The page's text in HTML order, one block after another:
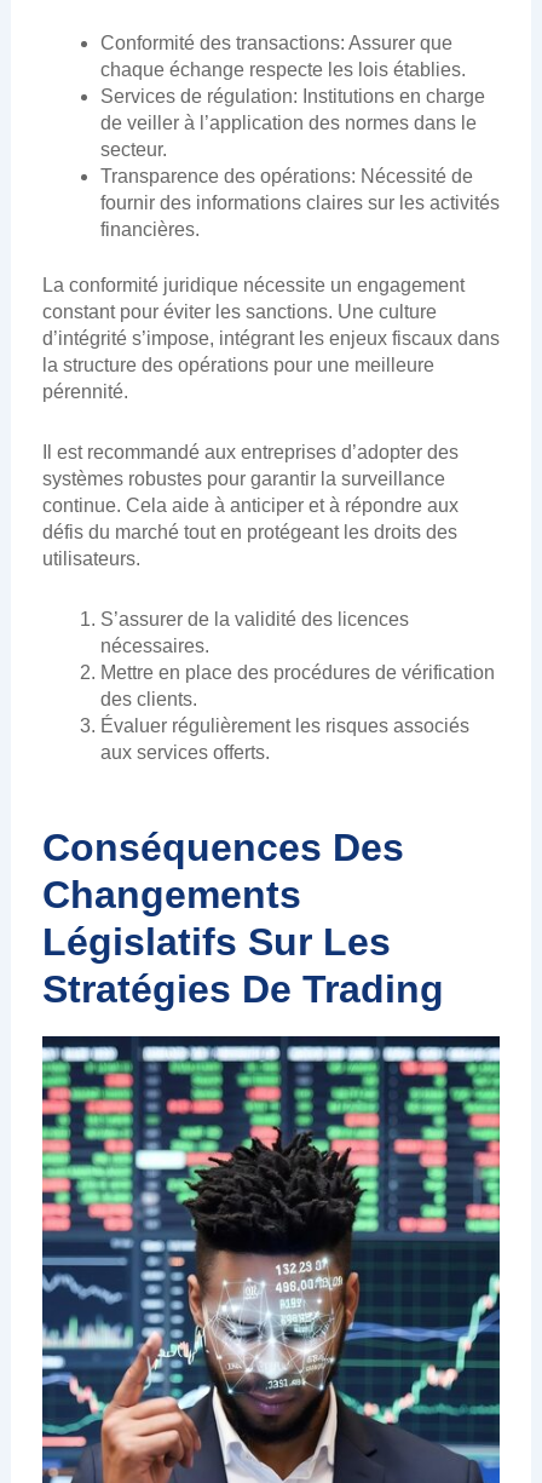
Conformité des transactions: Assurer que
chaque échange respecte les lois établies.
Services de régulation: Institutions en charge
de veiller à l’application des normes dans le
secteur.
Transparence des opérations: Nécessité de
fournir des informations claires sur les activités
financières.
La conformité juridique nécessite un engagement
constant pour éviter les sanctions. Une culture
d’intégrité s’impose, intégrant les enjeux fiscaux dans
la structure des opérations pour une meilleure
pérennité.
Il est recommandé aux entreprises d’adopter des
systèmes robustes pour garantir la surveillance
continue. Cela aide à anticiper et à répondre aux
défis du marché tout en protégeant les droits des
utilisateurs.
S’assurer de la validité des licences
nécessaires.
Mettre en place des procédures de vérification
des clients.
Évaluer régulièrement les risques associés
aux services offerts.
Conséquences Des
Changements
Législatifs Sur Les
Stratégies De Trading